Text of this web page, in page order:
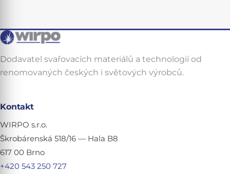
Dodavatel svařovacích materiálů a technologií od
renomovaných českých i světových výrobců.
Kontakt
WIRPO s.r.o.
Škrobárenská 518/16 — Hala B8
617 00 Brno
+420 543 250 727